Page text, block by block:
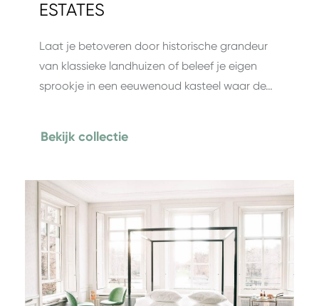
ESTATES
Laat je betoveren door historische grandeur
van klassieke landhuizen of beleef je eigen
sprookje in een eeuwenoud kasteel waar de…
Bekijk collectie